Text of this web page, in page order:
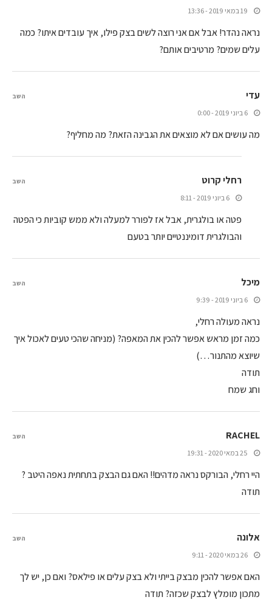
19 במאי 2019 - 13:36
נראה נהדר! אבל אם אני רוצה לשים בצק פילו, איך עובדים איתו? כמה
עלים שמים? מרטיבים אותם?
עדי
6 ביוני 2019 - 0:00
מה עושים אם לא מוצאים את הגבינה הזאת? מה מחליף?
השב
רחלי קרוט
6 ביוני 2019 - 8:11
פטה או בולגרית, אבל אז לפורר למעלה ולא ממש קוביות כי הפטה
והבולגרית דומיננטיים יותר בטעם
השב
מיכל
6 ביוני 2019 - 9:39
נראה מעולה רחלי,
כמה זמן מראש אפשר להכין את המאפה? (מניחה שהכי טעים לאכול איך
שיוצא מהתנור…)
תודה
וחג שמח
השב
RACHEL
25 במאי 2020 - 19:31
היי רחלי, הבורקס נראה מדהים!! האם גם הבצק בתחתית נאפה היטב ?
תודה
השב
אלונה
26 במאי 2020 - 9:11
האם אפשר להכין מבצק בייתי ולא בצק עלים או פילאס? ואם כן, יש לך
מתכון מומלץ לבצק שכזה? תודה
השב